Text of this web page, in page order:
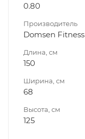
0.80
Производитель
Domsen Fitness
Длина, см
150
Ширина, см
68
Высота, см
125